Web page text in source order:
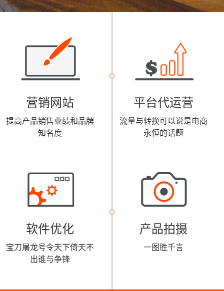
营销网站
提高产品销售业绩和品牌
知名度
平台代运营
流量与转换可以说是电商
永恒的话题
软件优化
宝刀屠龙号令天下倚天不
出谁与争锋
产品拍摄
一图胜千言